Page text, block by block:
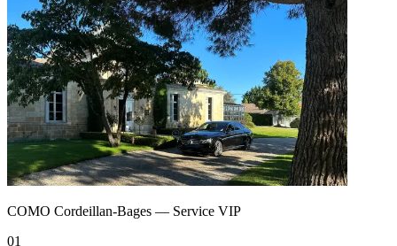
COMO Cordeillan-Bages — Service VIP
01